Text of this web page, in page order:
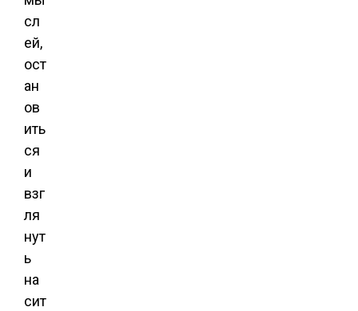
сл
ей,
ост
ан
ов
ить
ся
и
взг
ля
нут
ь
на
сит